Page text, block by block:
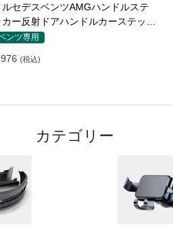
ルセデスベンツAMGハンドルステ
カー反射ドアハンドルカーステッカ
ンツ専用
(税込)
カテゴリー